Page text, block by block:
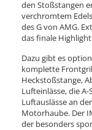
den Stoßstangen
verchromtem
des G von AMG.
das finale
Dazu gibt es
komplette
Heckstoßstange,
Lufteinlässe, die
Luftauslässe an
Motorhaube. Der
der besonders